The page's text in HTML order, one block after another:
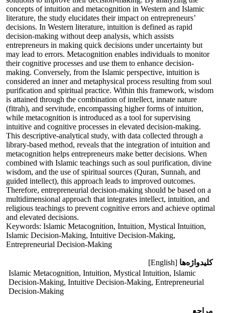
concepts of intuition and metacognition in Western and Islamic
literature, the study elucidates their impact on entrepreneurs’
decisions. In Western literature, intuition is defined as rapid
decision-making without deep analysis, which assists
entrepreneurs in making quick decisions under uncertainty but
may lead to errors. Metacognition enables individuals to monitor
their cognitive processes and use them to enhance decision-
making. Conversely, from the Islamic perspective, intuition is
considered an inner and metaphysical process resulting from soul
purification and spiritual practice. Within this framework, wisdom
is attained through the combination of intellect, innate nature
(fitrah), and servitude, encompassing higher forms of intuition,
while metacognition is introduced as a tool for supervising
intuitive and cognitive processes in elevated decision-making.
This descriptive-analytical study, with data collected through a
library-based method, reveals that the integration of intuition and
metacognition helps entrepreneurs make better decisions. When
combined with Islamic teachings such as soul purification, divine
wisdom, and the use of spiritual sources (Quran, Sunnah, and
guided intellect), this approach leads to improved outcomes.
Therefore, entrepreneurial decision-making should be based on a
multidimensional approach that integrates intellect, intuition, and
religious teachings to prevent cognitive errors and achieve optimal
and elevated decisions.
Keywords: Islamic Metacognition, Intuition, Mystical Intuition,
Islamic Decision-Making, Intuitive Decision-Making,
Entrepreneurial Decision-Making
کلیدواژه‌ها [English]
Islamic Metacognition, Intuition, Mystical Intuition, Islamic
Decision-Making, Intuitive Decision-Making, Entrepreneurial
Decision-Making
مراجع